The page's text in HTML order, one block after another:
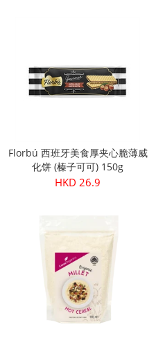
Florbú 西班牙美食厚夹心脆薄威
化饼 (榛子可可) 150g
HKD 26.9